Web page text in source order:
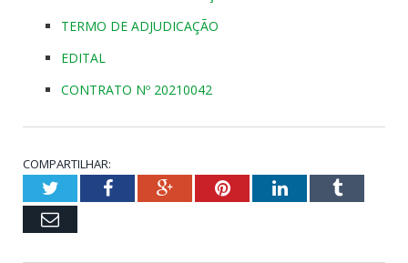
TERMO DE ADJUDICAÇÃO
EDITAL
CONTRATO Nº 20210042
COMPARTILHAR:
TwitterFacebookGoogle+PinterestLinkedInTumblr
Email